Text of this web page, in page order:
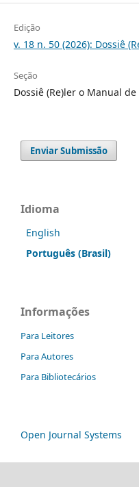
Edição
v. 18 n. 50 (2026): Dossiê
Seção
Dossiê (Re)ler o Manual
Enviar Submissão
Idioma
English
Português (Brasil)
Informações
Para Leitores
Para Autores
Para Bibliotecários
Open Journal Systems